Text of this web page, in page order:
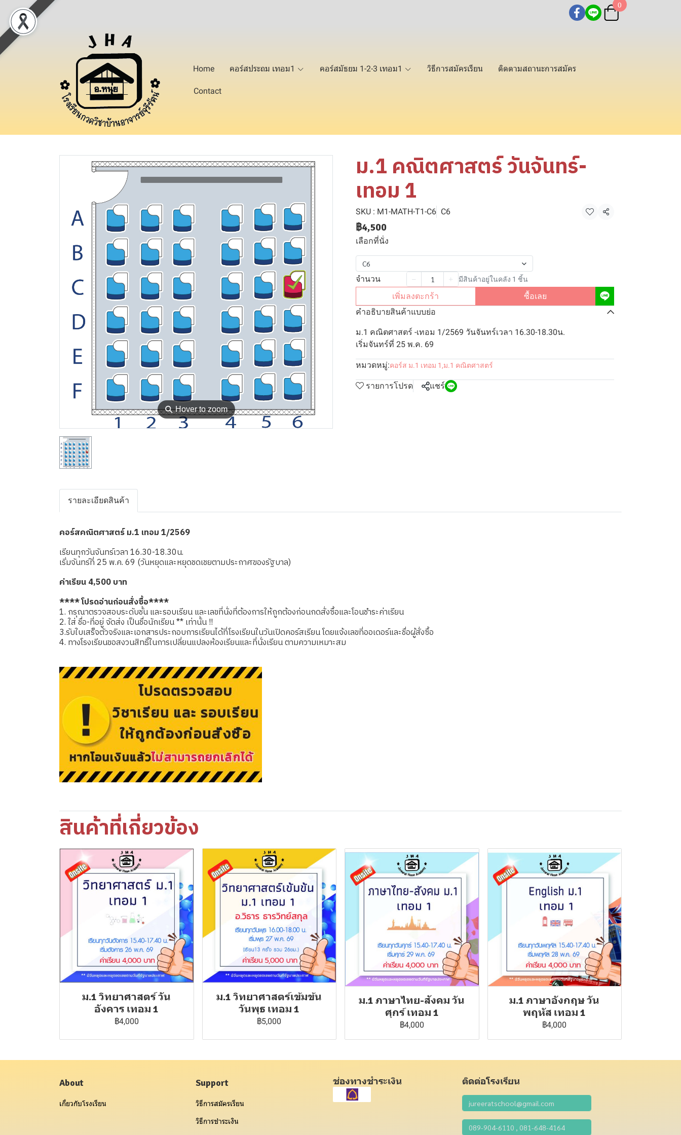
0
Home คอร์สประถม เทอม1 คอร์สมัธยม 1-2-3 เทอม1 วิธีการสมัครเรียน ติดตามสถานะการสมัคร
Contact
⚲Hover to zoom
ม.1 คณิตศาสตร์ วันจันทร์-
เทอม 1
SKU : M1-MATH-T1-C6 C6 แชร์
฿4,500
เลือกที่นั่ง
C6
จำนวน มีสินค้าอยู่ในคลัง 1 ชิ้น
เพิ่มลงตะกร้า
ซื้อเลย
คำอธิบายสินค้าแบบย่อ
ม.1 คณิตศาสตร์ -เทอม 1/2569 วันจันทร์เวลา 16.30-18.30น.
เริ่มจันทร์ที่ 25 พ.ค. 69
หมวดหมู่:คอร์ส ม.1 เทอม 1 ,ม.1 คณิตศาสตร์
รายการโปรด แชร์
รายละเอียดสินค้า
คอร์สคณิตศาสตร์ ม.1 เทอม 1/2569
เรียนทุกวันจันทร์เวลา 16.30-18.30น.
เริ่มจันทร์ที่ 25 พ.ค. 69 (วันหยุดและหยุดชดเชยตามประกาศของรัฐบาล)
ค่าเรียน 4,500 บาท
**** โปรดอ่านก่อนสั่งซื้อ****
1. กรุณาตรวจสอบระดับชั้น และรอบเรียน และเลขที่นั่งที่ต้องการให้ถูกต้องก่อนกดสั่งซื้อและโอนชำระค่าเรียน
2. ใส่ ชื่อ-ที่อยู่ จัดส่ง เป็นชื่อนักเรียน ** เท่านั้น !!
3.รับใบเสร็จตัวจริงและเอกสารประกอบการเรียนได้ที่โรงเรียนในวันเปิดคอร์สเรียน โดยแจ้งเลขที่ออเดอร์และชื่อผู้สั่งซื้อ
4. ทางโรงเรียนขอสงวนสิทธิ์ในการเปลี่ยนแปลงห้องเรียนและที่นั่งเรียน ตามความเหมาะสม
สินค้าที่เกี่ยวข้อง
ม.1 วิทยาศาสตร์ วัน
อังคาร เทอม 1
฿4,000
ม.1 วิทยาศาสตร์เข้มข้น
วันพุธ เทอม 1
฿5,000
ม.1 ภาษาไทย-สังคม วัน
ศุกร์ เทอม 1
฿4,000
ม.1 ภาษาอังกฤษ วัน
พฤหัส เทอม 1
฿4,000
About
เกี่ยวกับโรงเรียน
Support
วิธีการสมัครเรียน
วิธีการชำระเงิน
ช่องทางชำระเงิน ติดต่อโรงเรียน